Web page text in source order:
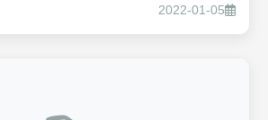
2022-01-05